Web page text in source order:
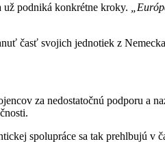
už podniká konkrétne kroky.
časť svojich jednotiek z
za nedostatočnú podporu a
spolupráce sa tak prehlbujú v